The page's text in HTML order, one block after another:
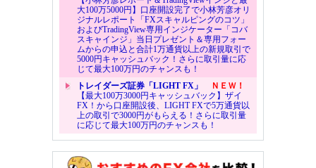
大100万5000円】口座開設完了で小林芳彦オリ
ジナルレポート「FXスキャルピングのコツ」
およびTradingView専用インジケーター「コバ
スキャインジ」当日プレゼント＆専用フォー
ムからの申込と合計1万通貨以上の新規取引で
5000円キャッシュバック！さらに取引量に応
じて最大100万円のチャンスも！
トレイダーズ証券「LIGHT FX」
ＮＥＷ！
【最大100万3000円キャッシュバック】ザイ
FX！から口座開設後、LIGHT FXで5万通貨以
上の取引で3000円がもらえる！さらに取引量
に応じて最大100万円のチャンスも！